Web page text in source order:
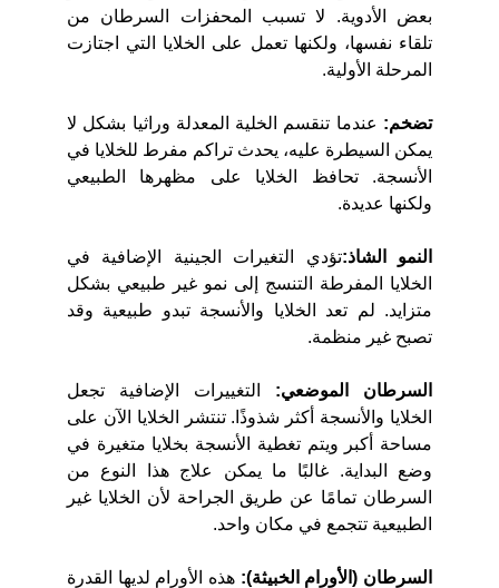
بعض الأدوية. لا تسبب المحفزات السرطان من
تلقاء نفسها، ولكنها تعمل على الخلايا التي اجتازت
المرحلة الأولية.
تضخم: عندما تنقسم الخلية المعدلة وراثيا بشكل لا
يمكن السيطرة عليه، يحدث تراكم مفرط للخلايا في
الأنسجة. تحافظ الخلايا على مظهرها الطبيعي
ولكنها عديدة.
النمو الشاذ:تؤدي التغيرات الجينية الإضافية في
الخلايا المفرطة التنسج إلى نمو غير طبيعي بشكل
متزايد. لم تعد الخلايا والأنسجة تبدو طبيعية وقد
تصبح غير منظمة.
السرطان الموضعي: التغييرات الإضافية تجعل
الخلايا والأنسجة أكثر شذوذًا. تنتشر الخلايا الآن على
مساحة أكبر ويتم تغطية الأنسجة بخلايا متغيرة في
وضع البداية. غالبًا ما يمكن علاج هذا النوع من
السرطان تمامًا عن طريق الجراحة لأن الخلايا غير
الطبيعية تتجمع في مكان واحد.
السرطان (الأورام الخبيثة): هذه الأورام لديها القدرة